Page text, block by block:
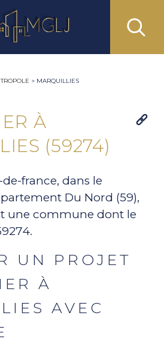
> MARQUILLIES
À
(59274)
france, dans le
Du Nord (59),
une commune dont le
UN PROJET
À
AVEC